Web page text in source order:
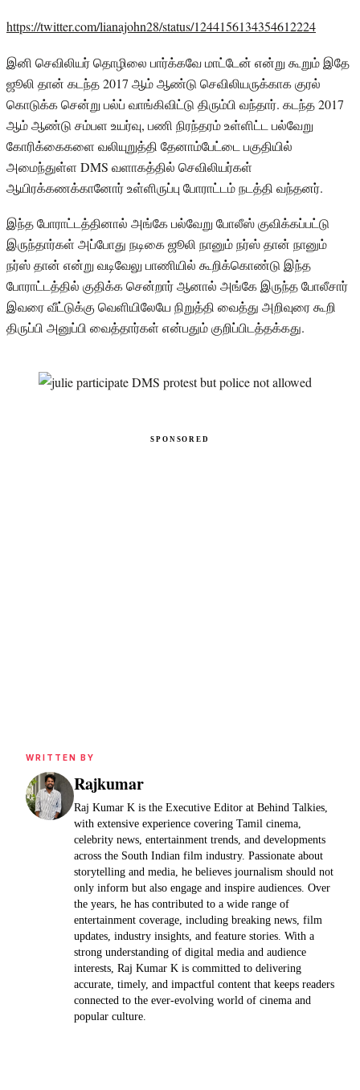
https://twitter.com/lianajohn28/status/1244156134354612224
இனி செவிலியர் தொழிலை பார்க்கவே மாட்டேன் என்று கூறும் இதே
ஜூலி தான் கடந்த 2017 ஆம் ஆண்டு செவிலியருக்காக குரல்
கொடுக்க சென்று பல்ப் வாங்கிவிட்டு திரும்பி வந்தார். கடந்த 2017
ஆம் ஆண்டு சம்பள உயர்வு, பணி நிரந்தரம் உள்ளிட்ட பல்வேறு
கோரிக்கைகளை வலியுறுத்தி தேனாம்பேட்டை பகுதியில்
அமைந்துள்ள DMS வளாகத்தில் செவிலியர்கள்
ஆயிரக்கணக்கானோர் உள்ளிருப்பு போராட்டம் நடத்தி வந்தனர்.
இந்த போராட்டத்தினால் அங்கே பல்வேறு போலீஸ் குவிக்கப்பட்டு
இருந்தார்கள் அப்போது நடிகை ஜூலி நானும் நர்ஸ் தான் நானும்
நர்ஸ் தான் என்று வடிவேலு பாணியில் கூறிக்கொண்டு இந்த
போராட்டத்தில் குதிக்க சென்றார் ஆனால் அங்கே இருந்த போலீசார்
இவரை வீட்டுக்கு வெளியிலேயே நிறுத்தி வைத்து அறிவுரை கூறி
திருப்பி அனுப்பி வைத்தார்கள் என்பதும் குறிப்பிடத்தக்கது.
WRITTEN BY
Rajkumar
Raj Kumar K is the Executive Editor at Behind Talkies,
with extensive experience covering Tamil cinema,
celebrity news, entertainment trends, and developments
across the South Indian film industry. Passionate about
storytelling and media, he believes journalism should not
only inform but also engage and inspire audiences. Over
the years, he has contributed to a wide range of
entertainment coverage, including breaking news, film
updates, industry insights, and feature stories. With a
strong understanding of digital media and audience
interests, Raj Kumar K is committed to delivering
accurate, timely, and impactful content that keeps readers
connected to the ever-evolving world of cinema and
popular culture.